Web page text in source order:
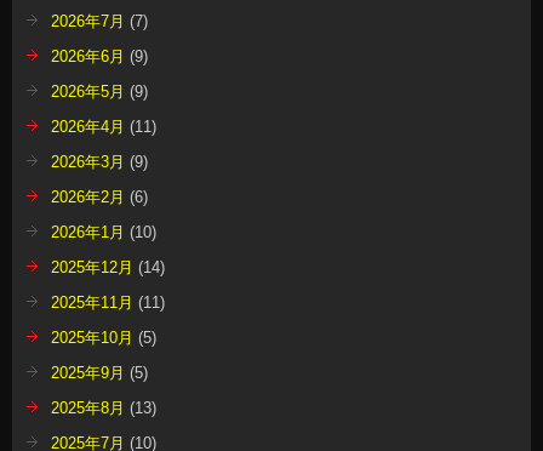
2026年7月 (7)
2026年6月 (9)
2026年5月 (9)
2026年4月 (11)
2026年3月 (9)
2026年2月 (6)
2026年1月 (10)
2025年12月 (14)
2025年11月 (11)
2025年10月 (5)
2025年9月 (5)
2025年8月 (13)
2025年7月 (10)